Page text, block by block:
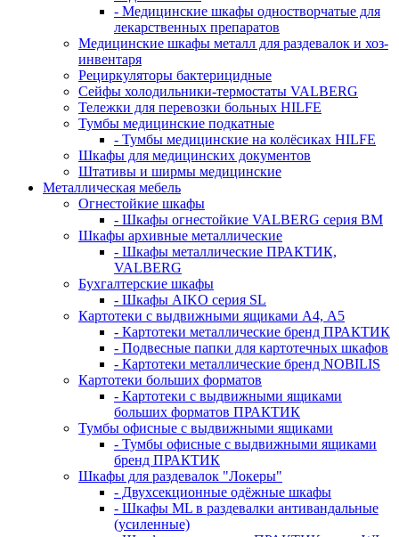
- Медицинские шкафы одностворчатые для
лекарственных препаратов
Медицинские шкафы металл для раздевалок и хоз-
инвентаря
Рециркуляторы бактерицидные
Сейфы холодильники-термостаты VALBERG
Тележки для перевозки больных HILFE
Тумбы медицинские подкатные
- Тумбы медицинские на колёсиках HILFE
Шкафы для медицинских документов
Штативы и ширмы медицинские
Металлическая мебель
Огнестойкие шкафы
- Шкафы огнестойкие VALBERG серия BM
Шкафы архивные металлические
- Шкафы металлические ПРАКТИК,
VALBERG
Бухгалтерские шкафы
- Шкафы AIKO серия SL
Картотеки с выдвижными ящиками А4, А5
- Картотеки металлические бренд ПРАКТИК
- Подвесные папки для картотечных шкафов
- Картотеки металлические бренд NOBILIS
Картотеки больших форматов
- Картотеки с выдвижными ящиками
больших форматов ПРАКТИК
Тумбы офисные с выдвижными ящиками
- Тумбы офисные с выдвижными ящиками
бренд ПРАКТИК
Шкафы для раздевалок "Локеры"
- Двухсекционные одёжные шкафы
- Шкафы ML в раздевалки антивандальные
(усиленные)